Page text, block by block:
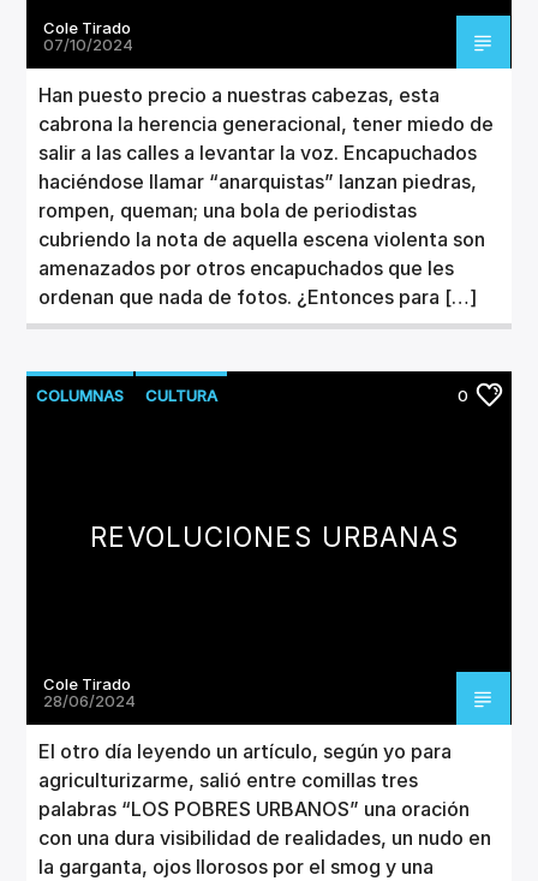
Cole Tirado
07/10/2024
Han puesto precio a nuestras cabezas, esta
cabrona la herencia generacional, tener miedo de
salir a las calles a levantar la voz. Encapuchados
haciéndose llamar “anarquistas” lanzan piedras,
rompen, queman; una bola de periodistas
cubriendo la nota de aquella escena violenta son
amenazados por otros encapuchados que les
ordenan que nada de fotos. ¿Entonces para […]
COLUMNAS CULTURA 0
REVOLUCIONES URBANAS
Cole Tirado
28/06/2024
El otro día leyendo un artículo, según yo para
agriculturizarme, salió entre comillas tres
palabras “LOS POBRES URBANOS” una oración
con una dura visibilidad de realidades, un nudo en
la garganta, ojos llorosos por el smog y una